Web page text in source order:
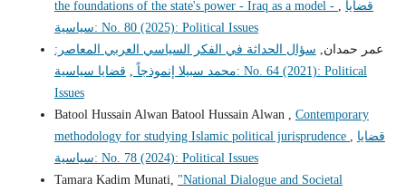
the foundations of the state's power - Iraq as a model - , قضايا
سياسية: No. 80 (2025): Political Issues
عمر حمدان, سؤال الحداثة في الفكر السياسي العربي المعاصر:
محمد سبيلا إنموذجاً , قضايا سياسية: No. 64 (2021): Political
Issues
Batool Hussain Alwan Batool Hussain Alwan , Contemporary
methodology for studying Islamic political jurisprudence , قضايا
سياسية: No. 78 (2024): Political Issues
Tamara Kadim Munati, "National Dialogue and Societal